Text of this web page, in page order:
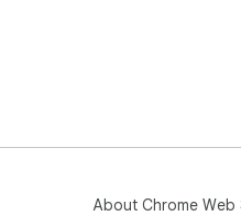
About Chrome Web